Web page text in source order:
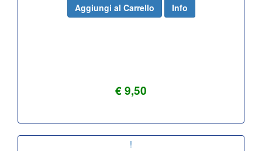
€ 9,50
Aggiungi al Carrello Info
!